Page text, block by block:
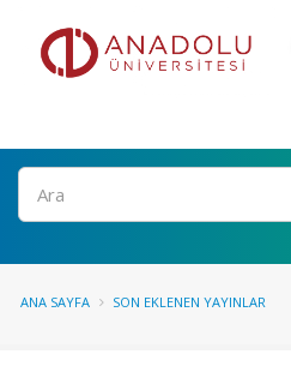
Ara
ANA SAYFA SON EKLENEN YAYINLAR